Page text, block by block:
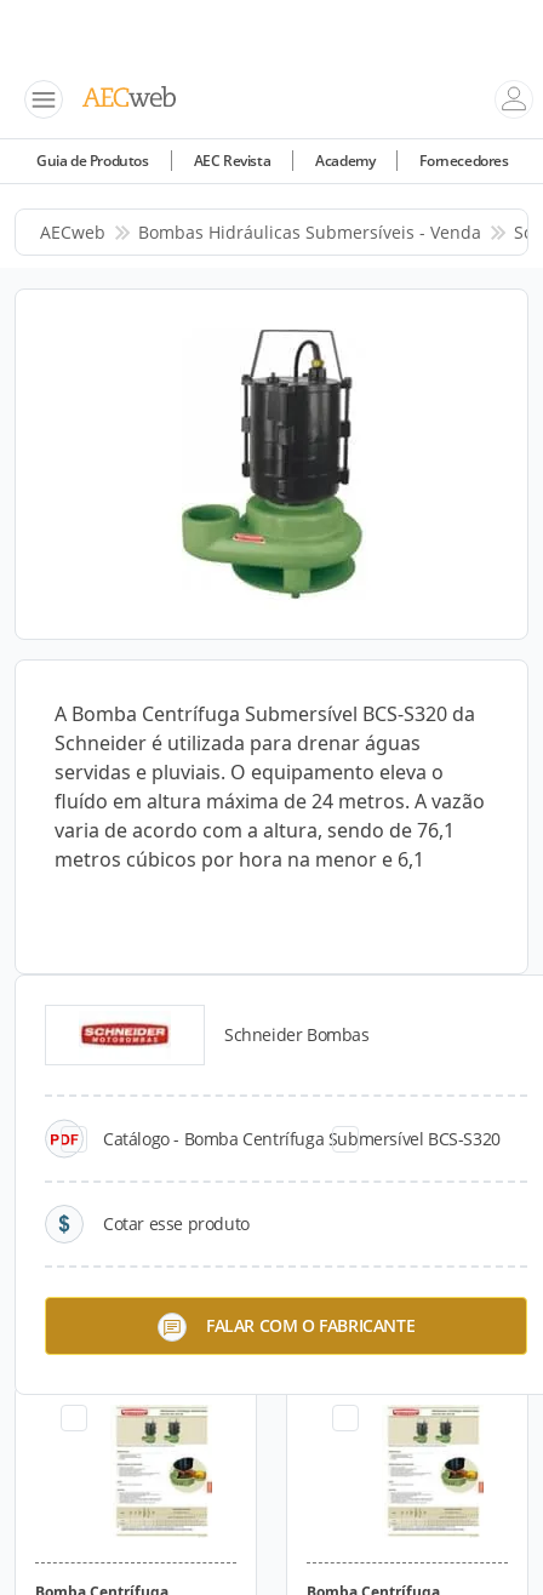
Guia de Produtos AEC Revista Academy Fornecedores
AECweb Bombas Hidráulicas Submersíveis - Venda
A Bomba Centrífuga Submersível BCS-S320 da
Schneider é utilizada para drenar águas
servidas e pluviais. O equipamento eleva o
fluído em altura máxima de 24 metros. A vazão
varia de acordo com a altura, sendo de 76,1
metros cúbicos por hora na menor e 6,1
Schneider Bombas
Catálogo - Bomba Centrífuga Submersível BCS-S320
Cotar esse produto
FALAR COM O FABRICANTE
Catálogos para Download
Bomba Centrífuga
Submersível BCS-S1
Submersível BCS-S5